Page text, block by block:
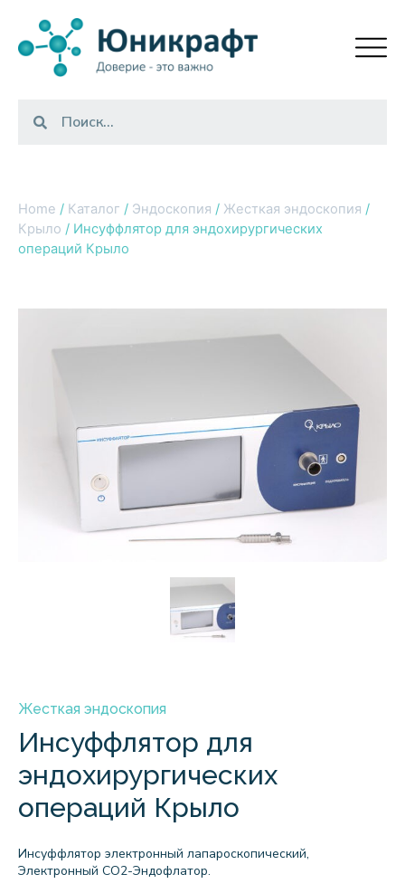
Home / Каталог / Эндоскопия / Жесткая эндоскопия /
Крыло / Инсуффлятор для эндохирургических
операций Крыло
Жесткая эндоскопия
Инсуффлятор для
эндохирургических
операций Крыло
Инсуффлятор электронный лапароскопический,
Электронный CO2-Эндофлатор.